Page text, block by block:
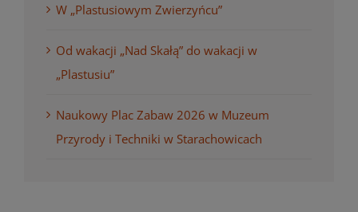
W „Plastusiowym Zwierzyńcu”
Od wakacji „Nad Skałą” do wakacji w
„Plastusiu”
Naukowy Plac Zabaw 2026 w Muzeum
Przyrody i Techniki w Starachowicach